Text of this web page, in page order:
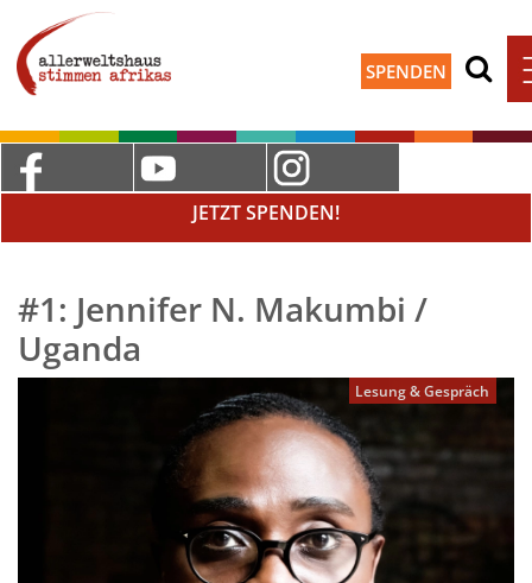
SPENDEN
JETZT SPENDEN!
#1: Jennifer N. Makumbi /
Uganda
Lesung & Gespräch